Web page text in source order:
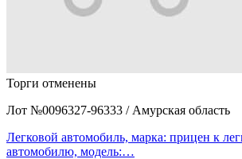
Торги отменены
Лот №0096327-96333 / Амурская область
Легковой автомобиль, марка: прицен к
автомобилю, модель:…